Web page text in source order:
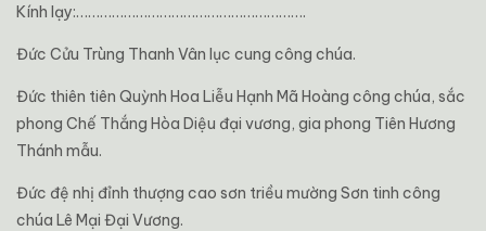
Kính lạy:………………………………………………….
Đức Cửu Trùng Thanh Vân lục cung công chúa.
Đức thiên tiên Quỳnh Hoa Liễu Hạnh Mã Hoàng công chúa, sắc
phong Chế Thắng Hòa Diệu đại vương, gia phong Tiên Hương
Thánh mẫu.
Đức đệ nhị đỉnh thượng cao sơn triều mường Sơn tinh công
chúa Lê Mại Đại Vương.